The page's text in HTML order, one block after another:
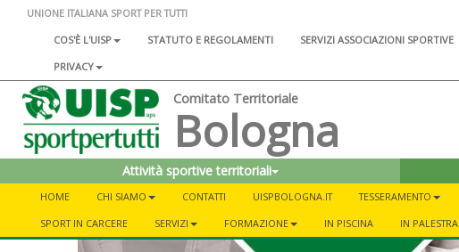
UNIONE ITALIANA SPORT PER TUTTI
COS'È L'UISP
STATUTO E REGOLAMENTI SERVIZI ASSOCIAZIONI SPORTIVE
PRIVACY
Comitato Territoriale
Bologna
Attività sportive territoriali
HOME CHI SIAMO CONTATTI UISPBOLOGNA.IT TESSERAMENTO
SPORT IN CARCERE
SERVIZI FORMAZIONE IN PISCINA IN PALESTRA